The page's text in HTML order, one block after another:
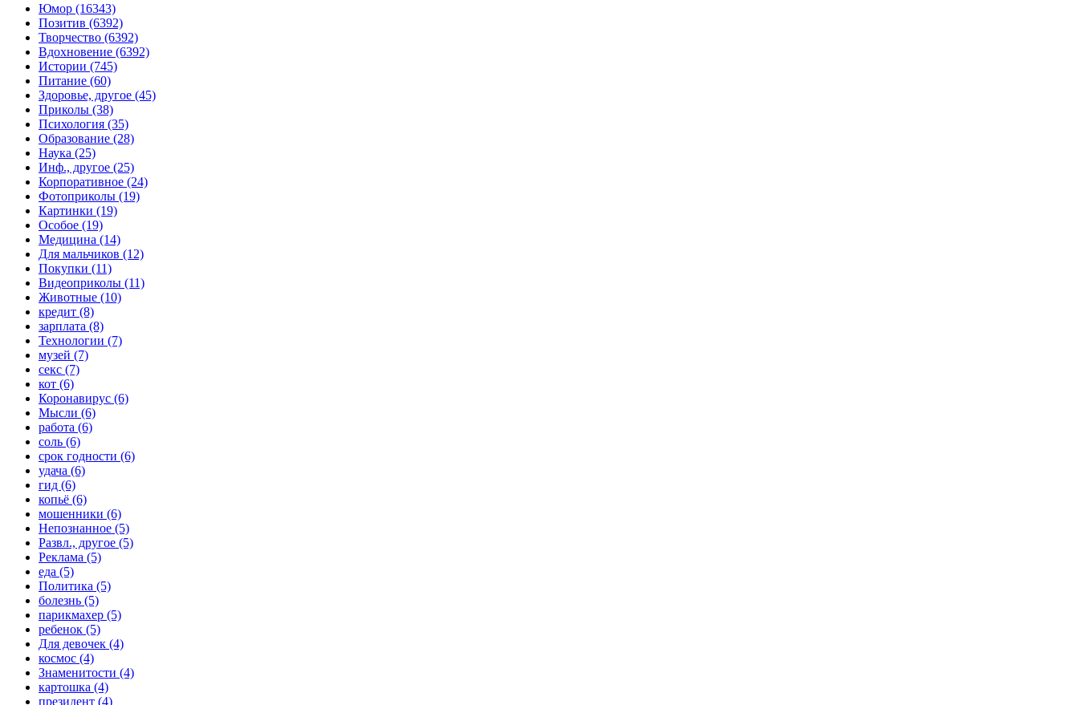
Юмор (16343)
Позитив (6392)
Творчество (6392)
Вдохновение (6392)
Истории (745)
Питание (60)
Здоровье, другое (45)
Приколы (38)
Психология (35)
Образование (28)
Наука (25)
Инф., другое (25)
Корпоративное (24)
Фотоприколы (19)
Картинки (19)
Особое (19)
Медицина (14)
Для мальчиков (12)
Покупки (11)
Видеоприколы (11)
Животные (10)
кредит (8)
зарплата (8)
Технологии (7)
музей (7)
секс (7)
кот (6)
Коронавирус (6)
Мысли (6)
работа (6)
соль (6)
срок годности (6)
удача (6)
гид (6)
копьё (6)
мошенники (6)
Непознанное (5)
Развл., другое (5)
Реклама (5)
еда (5)
Политика (5)
болезнь (5)
парикмахер (5)
ребенок (5)
Для девочек (4)
космос (4)
Знаменитости (4)
картошка (4)
президент (4)